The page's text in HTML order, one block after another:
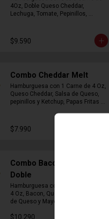
4Oz, Doble Queso Cheddar,
Lechuga, Tomate, Pepinillos,
$9.590
Combo Cheddar Melt
Hamburguesa con 1 Carne de 4 Oz,
Queso Cheddar, Salsa de Queso,
pepinillos y Ketchup, Papas Fritas
$7.990
Combo Bacon Cheddar
Doble
Hamburguesa con Doble Carne de
4 Oz, Bacon, Queso Cheddar, Salsa
de Queso y Mayonesa, Papas Fritas
$10.290